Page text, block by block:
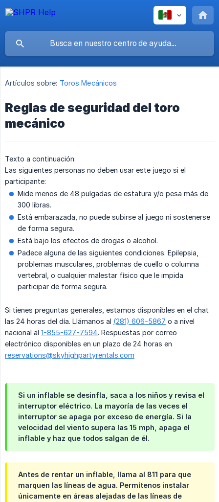
Artículos sobre: Toros Mecánicos
Reglas de seguridad del toro
mecánico
Texto a continuación:
Las siguientes personas no deben usar este juego si el
participante:
Mide menos de 48 pulgadas de estatura y/o pesa más de
300 libras.
Está embarazada, no puede subirse al juego ni sostenerse
de forma segura.
Está bajo los efectos de drogas o alcohol.
Padece alguna de las siguientes condiciones: Epilepsia,
problemas musculares, problemas de cuello o columna
vertebral, o cualquier malestar físico que le impida
participar de forma segura.
Si tienes preguntas generales, estamos disponibles en el chat
las 24 horas del día. Llámanos al (281) 606-5867 o a nivel
nacional al 1-855-627-7594. Respuestas por correo
electrónico disponibles en un plazo de 24 horas en
reservations@skyhighpartyrentals.com
Si un inflable se desinfla, saca a los niños y revisa el
interruptor eléctrico. La mayoría de las veces el
interruptor se apaga por exceso de energía. Si la
velocidad del viento supera las 15 mph, apaga el
inflable y haz que todos salgan de él.
Antes de rentar un inflable, llama al 811 para que
marquen las líneas de agua. Permítenos instalar
únicamente en áreas alejadas de las líneas de